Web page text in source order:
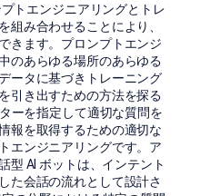
トエンジニアリングとトレ
組み合わせることにより、
きます。プロンプトエンジ
のあらゆる場所のあらゆる
ータに基づきトレーニング
引き出すための方法を探る
ーを指定して適切な質問を
報を取得するための適切な
エンジニアリングです。ア
型 AI ボットは、インテント
た会話の流れとして設計さ